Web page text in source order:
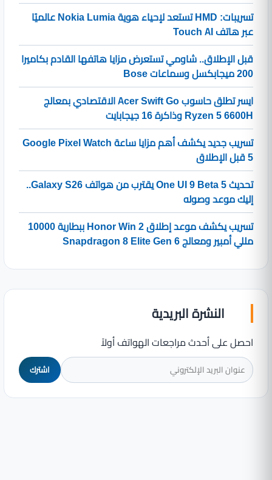
تسريبات: HMD تستعد لإحياء هوية Nokia Lumia عالميًا
عبر هاتف Touch AI
قبل الإطلاق.. شاومي تستعرض مزايا هاتفها القادم بكاميرا
200 ميجابكسل وسماعات Bose
ايسر تطلق حاسوب Acer Swift Go الاقتصادي بمعالج
Ryzen 5 6600H وذاكرة 16 جيجابايت
تسريب جديد يكشف أهم مزايا ساعة Google Pixel Watch
5 قبل الإطلاق
تحديث One UI 9 Beta 5 يقترب من هواتف Galaxy S26..
إليك موعد وصوله
تسريب يكشف موعد إطلاق Honor Win 2 ببطارية 10000
مللي أمبير ومعالج Snapdragon 8 Elite Gen 6
النشرة البريدية
احصل على أحدث مراجعات الهواتف أولاً
اشترك